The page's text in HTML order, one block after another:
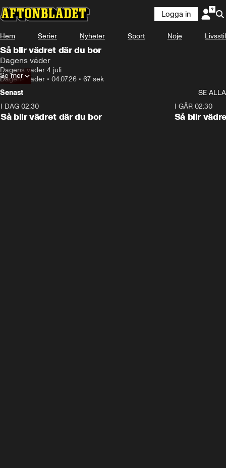
Logga in
Hem Serier Nyheter Sport Nöje Livsstil
Så blir vädret där du bor
Dagens väder
Dagens väder 4 juli
Dagens väder • 04.07.26 • 67 sek
Se mer
Senast
SE ALLA
I DAG 02:30
Så blir vädret där du bor
I GÅR 02:30
Så blir